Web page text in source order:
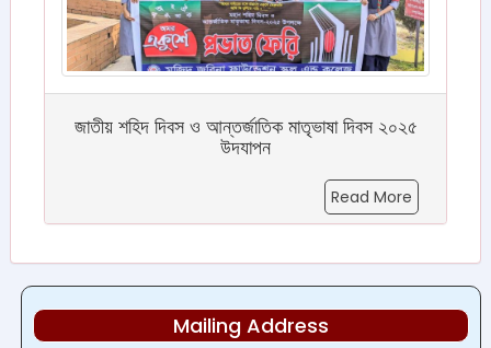
জাতীয় শহিদ দিবস ও আন্তর্জাতিক মাতৃভাষা দিবস ২০২৫
উদযাপন
Read More
Mailing Address